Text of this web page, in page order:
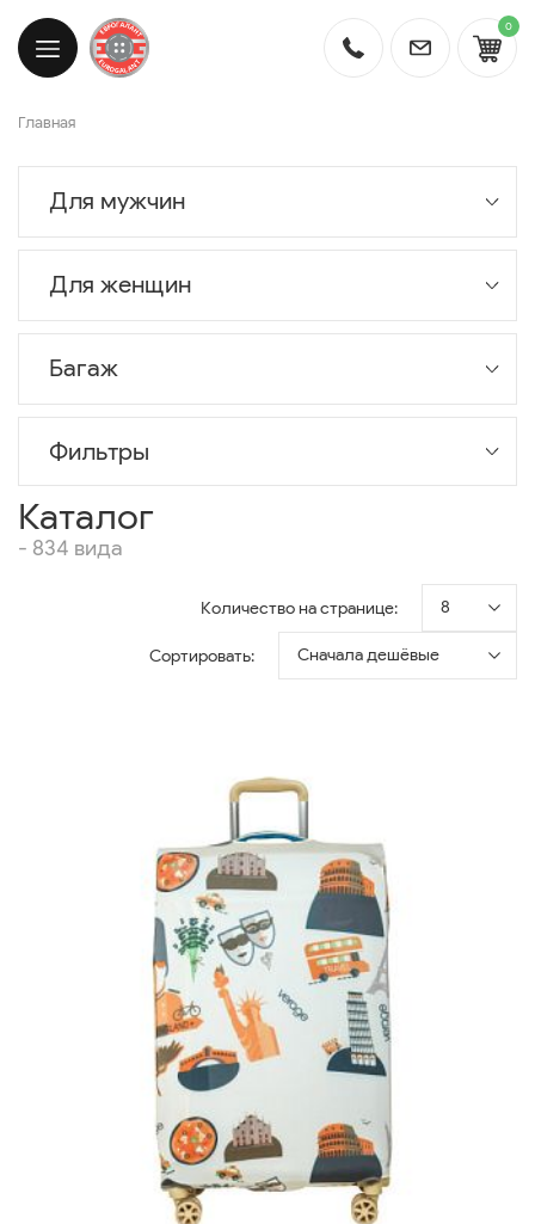
0
Главная
Для мужчин
Для женщин
Багаж
Фильтры
Каталог
- 834 вида
Количество на странице: 8
Сортировать: Сначала дешёвые